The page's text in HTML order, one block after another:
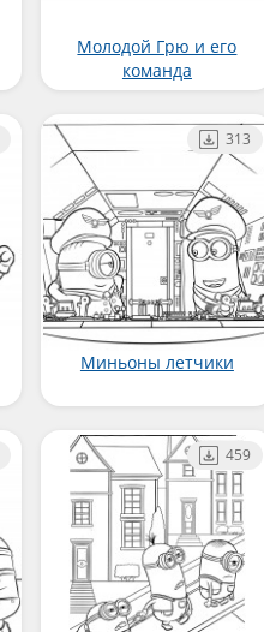
Молодой Грю и его
команда
Миньоны летчики
313
459